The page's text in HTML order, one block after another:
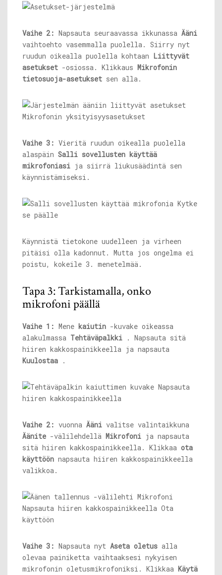
Vaihe 2: Napsauta seuraavassa ikkunassa Ääni
vaihtoehto vasemmalla puolella. Siirry nyt
ruudun oikealla puolella kohtaan Liittyvät
asetukset -osiossa. Klikkaus Mikrofonin
tietosuoja-asetukset sen alla.
Vaihe 3: Vieritä ruudun oikealla puolella
alaspäin Salli sovellusten käyttää
mikrofoniasi ja siirrä liukusäädintä sen
käynnistämiseksi.
Käynnistä tietokone uudelleen ja virheen
pitäisi olla kadonnut. Mutta jos ongelma ei
poistu, kokeile 3. menetelmää.
Tapa 3: Tarkistamalla, onko
mikrofoni päällä
Vaihe 1: Mene kaiutin -kuvake oikeassa
alakulmassa Tehtäväpalkki . Napsauta sitä
hiiren kakkospainikkeella ja napsauta
Kuulostaa .
Vaihe 2: vuonna Ääni valitse valintaikkuna
Äänite -välilehdellä Mikrofoni ja napsauta
sitä hiiren kakkospainikkeella. Klikkaa ota
käyttöön napsauta hiiren kakkospainikkeella
valikkoa.
Vaihe 3: Napsauta nyt Aseta oletus alla
olevaa painiketta vaihtaaksesi nykyisen
mikrofonin oletusmikrofoniksi. Klikkaa Käytä